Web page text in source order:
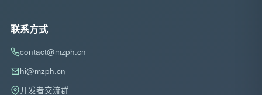
联系方式
contact@mzph.cn
hi@mzph.cn
开发者交流群